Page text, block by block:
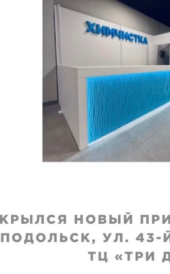
VIP
длинной
дубленки
₽